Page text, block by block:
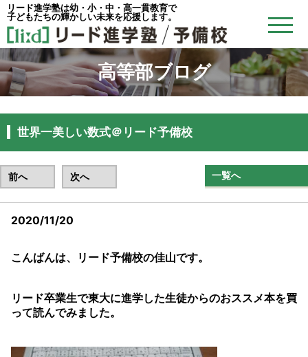
リード進学塾は幼・小・中・高一貫教育で
子どもたちの輝かしい未来を応援します。
高等部ブログ
世界一美しい数式＠リード予備校
前へ 次へ 一覧へ
2020/11/20
こんばんは、リード予備校の佳山です。
リード卒業生で東大に進学した生徒からのおススメ本を買
って読んでみました。